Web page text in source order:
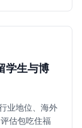
学生与博
业地位、海外
估包吃住福